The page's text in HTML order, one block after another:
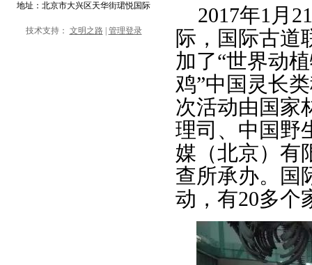
2017年1月
际，国际古道
加了“世界动
鸡”中国灵长
次活动由国家
理司、中国野
媒（北京）有
查所承办。国
动，有20多个
地址：北京市大兴区天华街珺悦国际
技术支持： 文明之路| 管理登录